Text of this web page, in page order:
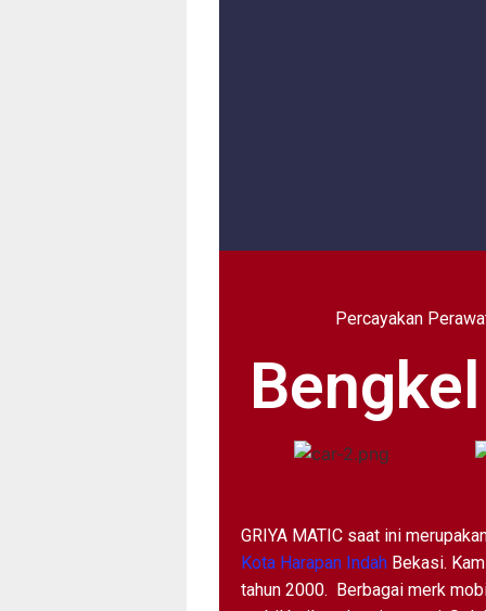
Percayakan
GRIYA MATIC saat ini
Kota Harapan Indah Bekasi.
tahun 2000. Berbagai merk